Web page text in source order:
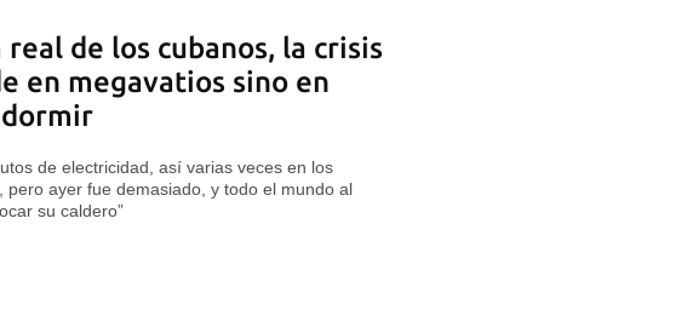
real de los cubanos, la crisis
en megavatios sino en
de electricidad, así varias veces en los
pero ayer fue demasiado, y todo el mundo al
su caldero”